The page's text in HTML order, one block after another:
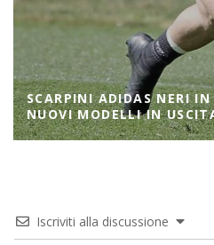
SCARPINI ADIDAS NERI
NUOVI MODELLI IN
Iscriviti alla discussione